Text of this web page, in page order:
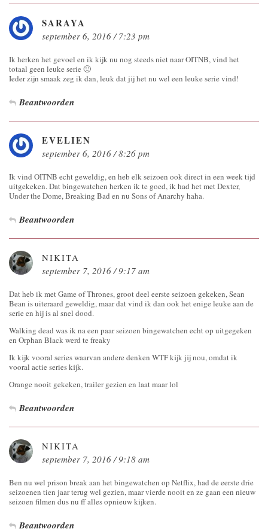
SARAYA
september 6, 2016 / 7:23 pm
Ik herken het gevoel en ik kijk nu nog steeds niet naar OITNB, vind het
totaal geen leuke serie 🙂
Ieder zijn smaak zeg ik dan, leuk dat jij het nu wel een leuke serie vind!
Beantwoorden
EVELIEN
september 6, 2016 / 8:26 pm
Ik vind OITNB echt geweldig, en heb elk seizoen ook direct in een week tijd
uitgekeken. Dat bingewatchen herken ik te goed, ik had het met Dexter,
Under the Dome, Breaking Bad en nu Sons of Anarchy haha.
Beantwoorden
NIKITA
september 7, 2016 / 9:17 am
Dat heb ik met Game of Thrones, groot deel eerste seizoen gekeken, Sean
Bean is uiteraard geweldig, maar dat vind ik dan ook het enige leuke aan de
serie en hij is al snel dood.
Walking dead was ik na een paar seizoen bingewatchen echt op uitgegeken
en Orphan Black werd te freaky
Ik kijk vooral series waarvan andere denken WTF kijk jij nou, omdat ik
vooral actie series kijk.
Orange nooit gekeken, trailer gezien en laat maar lol
Beantwoorden
NIKITA
september 7, 2016 / 9:18 am
Ben nu wel prison break aan het bingewatchen op Netflix, had de eerste drie
seizoenen tien jaar terug wel gezien, maar vierde nooit en ze gaan een nieuw
seizoen filmen dus nu ff alles opnieuw kijken.
Beantwoorden